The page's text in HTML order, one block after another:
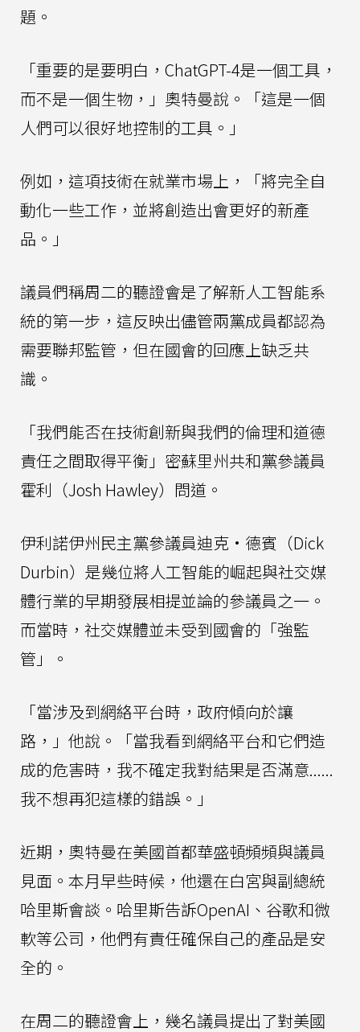
題。
「重要的是要明白，ChatGPT-4是一個工具，
而不是一個生物，」奧特曼說。「這是一個
人們可以很好地控制的工具。」
例如，這項技術在就業市場上，「將完全自
動化一些工作，並將創造出會更好的新產
品。」
議員們稱周二的聽證會是了解新人工智能系
統的第一步，這反映出儘管兩黨成員都認為
需要聯邦監管，但在國會的回應上缺乏共
識。
「我們能否在技術創新與我們的倫理和道德
責任之間取得平衡」密蘇里州共和黨參議員
霍利（Josh Hawley）問道。
伊利諾伊州民主黨參議員迪克·德賓（Dick
Durbin）是幾位將人工智能的崛起與社交媒
體行業的早期發展相提並論的參議員之一。
而當時，社交媒體並未受到國會的「強監
管」。
「當涉及到網絡平台時，政府傾向於讓
路，」他說。「當我看到網絡平台和它們造
成的危害時，我不確定我對結果是否滿意......
我不想再犯這樣的錯誤。」
近期，奧特曼在美國首都華盛頓頻頻與議員
見面。本月早些時候，他還在白宮與副總統
哈里斯會談。哈里斯告訴OpenAI、谷歌和微
軟等公司，他們有責任確保自己的產品是安
全的。
在周二的聽證會上，幾名議員提出了對美國